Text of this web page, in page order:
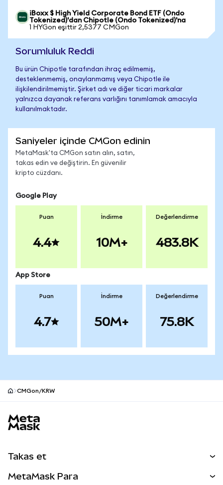
iBoxx $ High Yield Corporate Bond ETF (Ondo
Tokenized)'dan Chipotle (Ondo Tokenized)'na
1 HYGon eşittir 2,5377 CMGon
Sorumluluk Reddi
Bu ürün Chipotle tarafından ihraç edilmemiş,
desteklenmemiş, onaylanmamış veya Chipotle ile
ilişkilendirilmemiştir. Şirket adı ve diğer ticari markalar
yalnızca dayanak referans varlığını tanımlamak amacıyla
kullanılmaktadır.
Saniyeler içinde CMGon edinin
MetaMask'ta CMGon satın alın, satın,
takas edin ve değiştirin. En güvenilir
kripto cüzdanı.
Google Play
Puan
4.4
İndirme
10M+
Değerlendirme
483.8K
App Store
Puan
4.7
İndirme
50M+
Değerlendirme
75.8K
CMGon/KRW
Takas et
MetaMask Para